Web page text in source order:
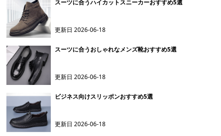
スーツに合うハイカットスニーカーおすすめ5選
更新日2026-06-18
スーツに合うおしゃれなメンズ靴おすすめ5選
更新日2026-06-18
ビジネス向けスリッポンおすすめ5選
更新日2026-06-18